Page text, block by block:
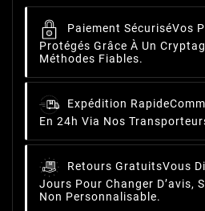
Paiement SécuriséVos
Protégés Grâce À Un
Méthodes Fiables.
Expédition Rapide
En 24h Via Nos
Retours GratuitsVous
Jours Pour Changer D’avis,
Non Personnalisable.